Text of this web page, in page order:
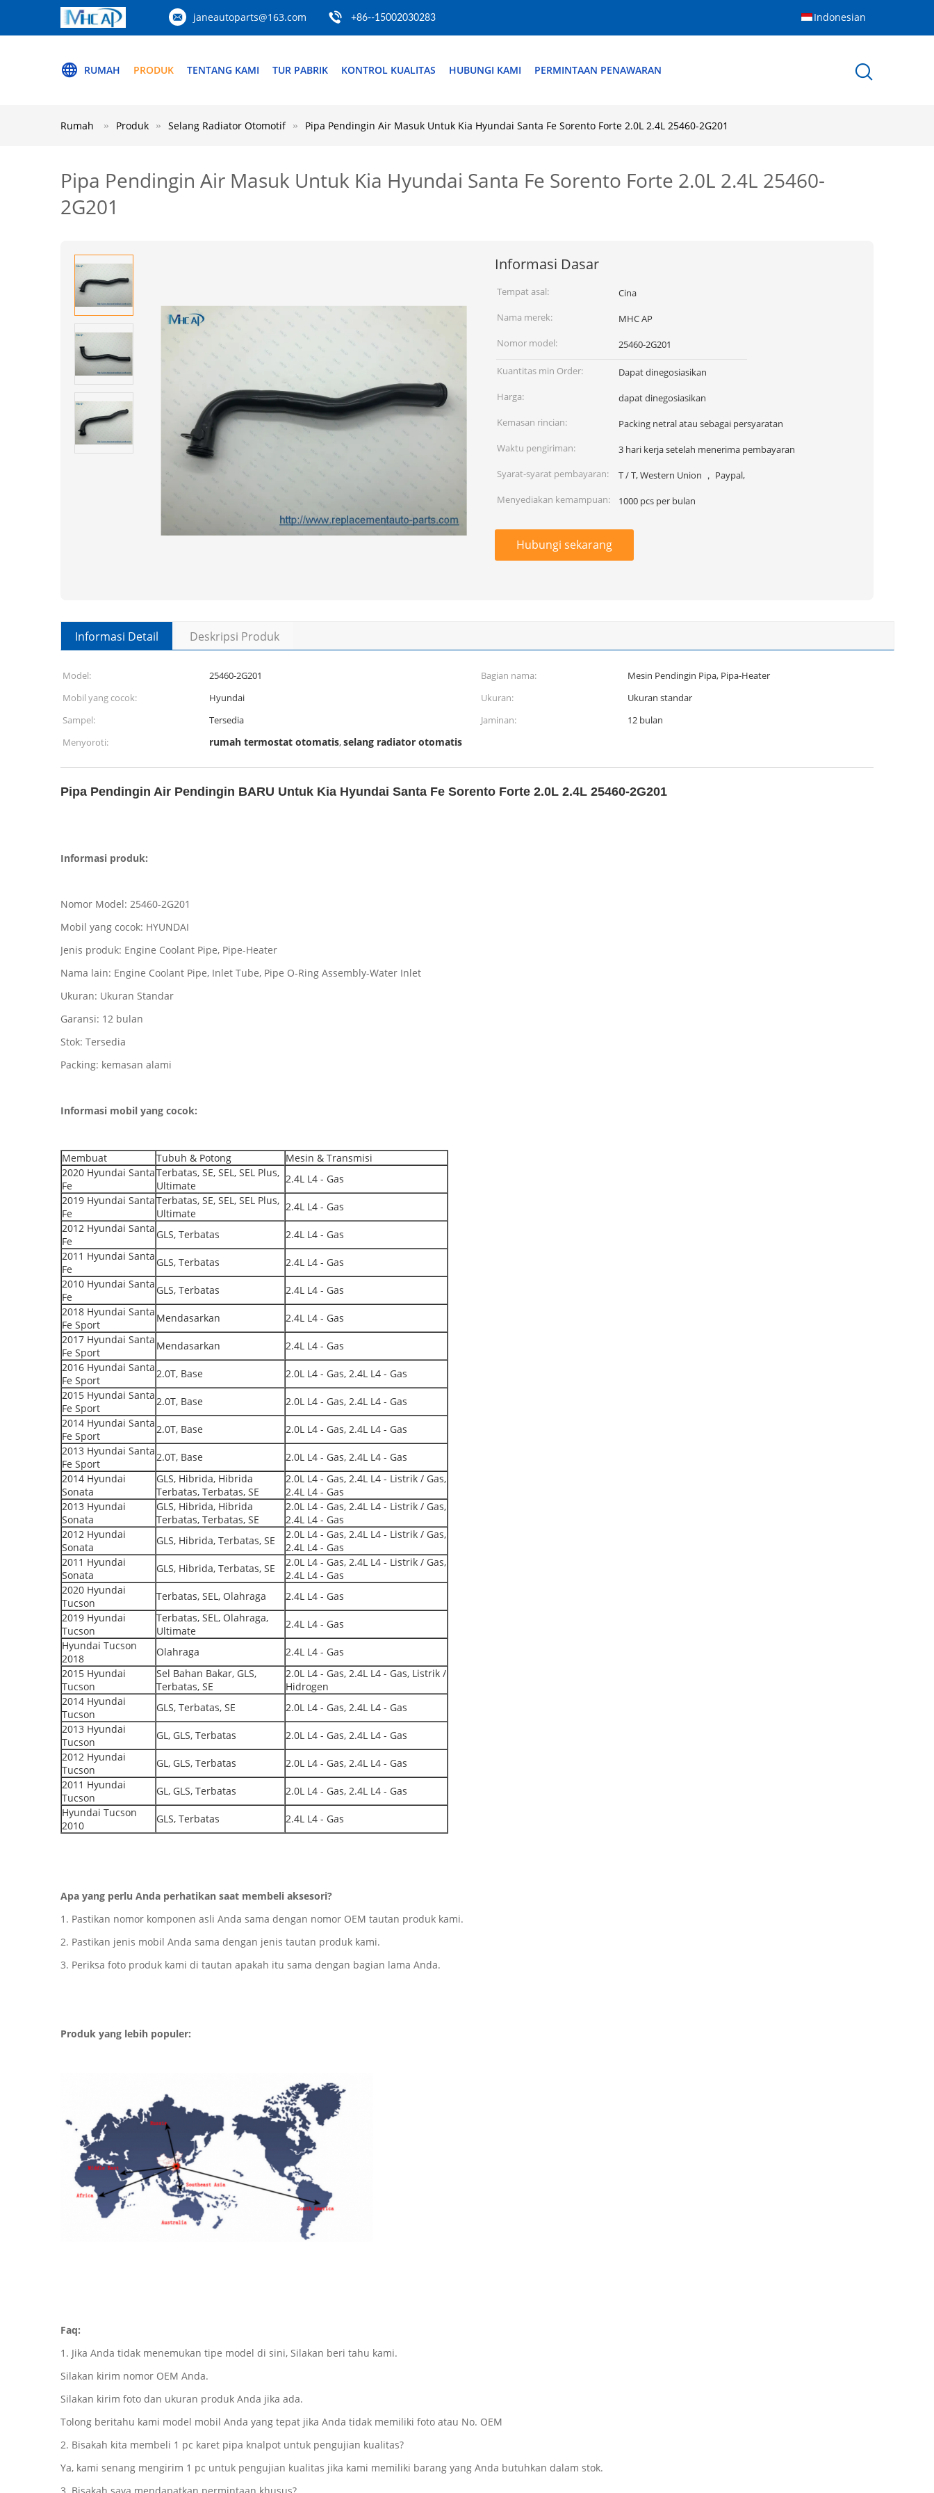
janeautoparts@163.com +86--15002030283 Indonesian
RUMAH PRODUK TENTANG KAMI TUR PABRIK KONTROL KUALITAS HUBUNGI KAMI PERMINTAAN PENAWARAN
Rumah Produk Selang Radiator Otomotif Pipa Pendingin Air Masuk Untuk Kia Hyundai Santa Fe Sorento Forte 2.0L 2.4L 25460-2G201
Pipa Pendingin Air Masuk Untuk Kia Hyundai Santa Fe Sorento Forte 2.0L 2.4L 25460-
2G201
Informasi Dasar
Tempat asal:
Cina
Nama merek:
MHC AP
Nomor model:
25460-2G201
Kuantitas min Order:
Dapat dinegosiasikan
Harga:
dapat dinegosiasikan
Kemasan rincian:
Packing netral atau sebagai persyaratan
Waktu pengiriman:
3 hari kerja setelah menerima pembayaran
Syarat-syarat pembayaran:
T / T, Western Union ， Paypal,
Menyediakan kemampuan:
1000 pcs per bulan
Hubungi sekarang
Informasi Detail Deskripsi Produk
Model: 25460-2G201 Bagian nama:
Mesin Pendingin Pipa, Pipa-Heater
Mobil yang cocok:
Hyundai Ukuran:
Ukuran standar
Sampel:
Tersedia Jaminan:
12 bulan
Menyoroti:
rumah termostat otomatis,selang radiator otomatis
Pipa Pendingin Air Pendingin BARU Untuk Kia Hyundai Santa Fe Sorento Forte 2.0L 2.4L 25460-2G201
Informasi produk:
Nomor Model: 25460-2G201
Mobil yang cocok: HYUNDAI
Jenis produk: Engine Coolant Pipe, Pipe-Heater
Nama lain: Engine Coolant Pipe, Inlet Tube, Pipe O-Ring Assembly-Water Inlet
Ukuran: Ukuran Standar
Garansi: 12 bulan
Stok: Tersedia
Packing: kemasan alami
Informasi mobil yang cocok:
Membuat Tubuh & Potong
Mesin & Transmisi
2020 Hyundai Santa
Fe
Terbatas, SE, SEL, SEL Plus,
Ultimate
2.4L L4 - Gas
2019 Hyundai Santa
Fe
Terbatas, SE, SEL, SEL Plus,
Ultimate
2.4L L4 - Gas
2012 Hyundai Santa
Fe
GLS, Terbatas
2.4L L4 - Gas
2011 Hyundai Santa
Fe
GLS, Terbatas
2.4L L4 - Gas
2010 Hyundai Santa
Fe
GLS, Terbatas
2.4L L4 - Gas
2018 Hyundai Santa
Fe Sport
Mendasarkan
2.4L L4 - Gas
2017 Hyundai Santa
Fe Sport
Mendasarkan
2.4L L4 - Gas
2016 Hyundai Santa
Fe Sport
2.0T, Base
2.0L L4 - Gas, 2.4L L4 - Gas
2015 Hyundai Santa
Fe Sport
2.0T, Base
2.0L L4 - Gas, 2.4L L4 - Gas
2014 Hyundai Santa
Fe Sport
2.0T, Base
2.0L L4 - Gas, 2.4L L4 - Gas
2013 Hyundai Santa
Fe Sport
2.0T, Base
2.0L L4 - Gas, 2.4L L4 - Gas
2014 Hyundai
Sonata
GLS, Hibrida, Hibrida
Terbatas, Terbatas, SE
2.0L L4 - Gas, 2.4L L4 - Listrik / Gas,
2.4L L4 - Gas
2013 Hyundai
Sonata
GLS, Hibrida, Hibrida
Terbatas, Terbatas, SE
2.0L L4 - Gas, 2.4L L4 - Listrik / Gas,
2.4L L4 - Gas
2012 Hyundai
Sonata
GLS, Hibrida, Terbatas, SE
2.0L L4 - Gas, 2.4L L4 - Listrik / Gas,
2.4L L4 - Gas
2011 Hyundai
Sonata
GLS, Hibrida, Terbatas, SE
2.0L L4 - Gas, 2.4L L4 - Listrik / Gas,
2.4L L4 - Gas
2020 Hyundai
Tucson
Terbatas, SEL, Olahraga
2.4L L4 - Gas
2019 Hyundai
Tucson
Terbatas, SEL, Olahraga,
Ultimate
2.4L L4 - Gas
Hyundai Tucson
2018
Olahraga
2.4L L4 - Gas
2015 Hyundai
Tucson
Sel Bahan Bakar, GLS,
Terbatas, SE
2.0L L4 - Gas, 2.4L L4 - Gas, Listrik /
Hidrogen
2014 Hyundai
Tucson
GLS, Terbatas, SE
2.0L L4 - Gas, 2.4L L4 - Gas
2013 Hyundai
Tucson
GL, GLS, Terbatas
2.0L L4 - Gas, 2.4L L4 - Gas
2012 Hyundai
Tucson
GL, GLS, Terbatas
2.0L L4 - Gas, 2.4L L4 - Gas
2011 Hyundai
Tucson
GL, GLS, Terbatas
2.0L L4 - Gas, 2.4L L4 - Gas
Hyundai Tucson
2010
GLS, Terbatas 2.4L L4 - Gas
Apa yang perlu Anda perhatikan saat membeli aksesori?
1. Pastikan nomor komponen asli Anda sama dengan nomor OEM tautan produk kami.
2. Pastikan jenis mobil Anda sama dengan jenis tautan produk kami.
3. Periksa foto produk kami di tautan apakah itu sama dengan bagian lama Anda.
Produk yang lebih populer:
Faq:
1. Jika Anda tidak menemukan tipe model di sini, Silakan beri tahu kami.
Silakan kirim nomor OEM Anda.
Silakan kirim foto dan ukuran produk Anda jika ada.
Tolong beritahu kami model mobil Anda yang tepat jika Anda tidak memiliki foto atau No. OEM
2. Bisakah kita membeli 1 pc karet pipa knalpot untuk pengujian kualitas?
Ya, kami senang mengirim 1 pc untuk pengujian kualitas jika kami memiliki barang yang Anda butuhkan dalam stok.